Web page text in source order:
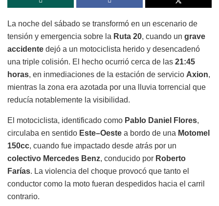
La noche del sábado se transformó en un escenario de
tensión y emergencia sobre la Ruta 20, cuando un grave
accidente dejó a un motociclista herido y desencadenó
una triple colisión. El hecho ocurrió cerca de las 21:45
horas, en inmediaciones de la estación de servicio Axion,
mientras la zona era azotada por una lluvia torrencial que
reducía notablemente la visibilidad.
El motociclista, identificado como Pablo Daniel Flores,
circulaba en sentido Este–Oeste a bordo de una Motomel
150cc, cuando fue impactado desde atrás por un
colectivo Mercedes Benz, conducido por Roberto
Farías. La violencia del choque provocó que tanto el
conductor como la moto fueran despedidos hacia el carril
contrario.